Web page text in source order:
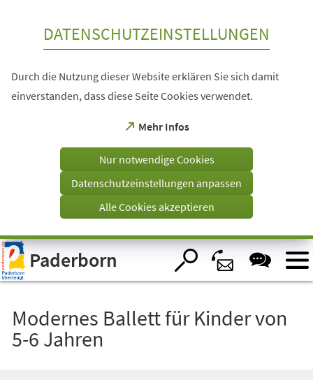
Visuelle
Assistenzsoftware
öffnen.
DATENSCHUTZEINSTELLUNGEN
Durch die Nutzung dieser Website erklären Sie sich damit
einverstanden, dass diese Seite Cookies verwendet.
Mehr Infos
(Öffnet
einem
Tab)
Nur notwendige Cookies
Datenschutzeinstellungen anpassen
Alle Cookies akzeptieren
Paderborn
Modernes Ballett für Kinder von
5-6 Jahren